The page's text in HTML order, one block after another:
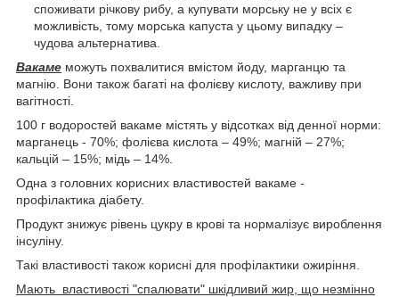
споживати річкову рибу, а купувати морську не у всіх є
можливість, тому морська капуста у цьому випадку –
чудова альтернатива.
Вакаме можуть похвалитися вмістом йоду, марганцю та
магнію. Вони також багаті на фолієву кислоту, важливу при
вагітності.
100 г водоростей вакаме містять у відсотках від денної норми:
марганець - 70%; фолієва кислота – 49%; магній – 27%;
кальцій – 15%; мідь – 14%.
Одна з головних корисних властивостей вакаме -
профілактика діабету.
Продукт знижує рівень цукру в крові та нормалізує вироблення
інсуліну.
Такі властивості також корисні для профілактики ожиріння.
Мають властивості "спалювати" шкідливий жир, що незмінно